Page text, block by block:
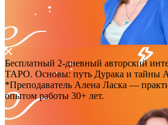
Бесплатный 2-дневный авторский
ТАРО. Основы: путь Дурака и тайны
*Преподаватель Аленa Ласка —
опытом работы 30+ лет.